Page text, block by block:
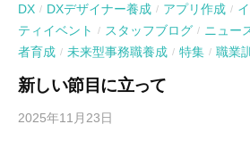
DX / DXデザイナー養成 / アプリ作成 /
ティイベント
/ スタッフブログ / ニュー
者育成 / 未来型事務職養成 / 特集 / 職業
新しい節目に立って
2025年11月23日